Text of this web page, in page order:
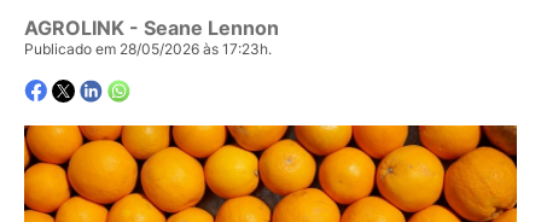
AGROLINK - Seane Lennon
Publicado em 28/05/2026 às 17:23h.